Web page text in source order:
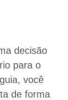
decisão
para o
você
de forma